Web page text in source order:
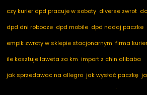
czy kurier dpd pracuje w soboty diverse zwrot
dpd dni robocze dpd mobile dpd nadaj paczke
empik zwroty w sklepie stacjonarnym firma
ile kosztuje laweta za km import z chin alibaba
jak sprzedawac na allegro jak wysłać paczkę
marketplace ogłoszenia